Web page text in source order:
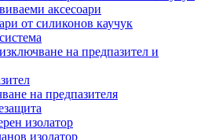
аксесоари
от силиконов каучук
на предпазител и
на предпазителя
изолатор
изолатор